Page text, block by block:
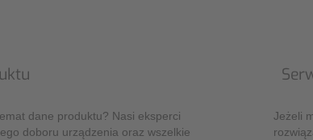
dane produktu? Nasi eksperci
doboru urządzenia oraz wszelkie
Jeżeli